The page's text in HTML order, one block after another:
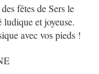
fêtes de Sers le
et joyeuse.
avec vos pieds !